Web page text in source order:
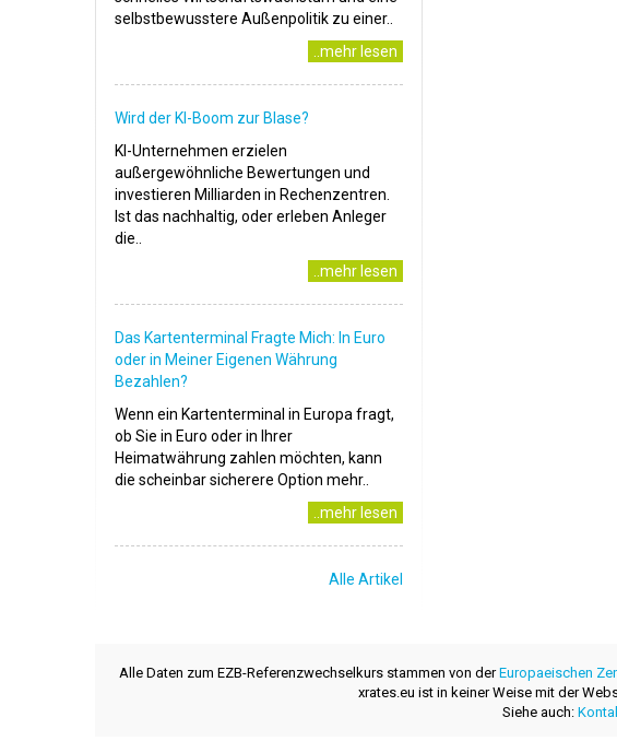
selbstbewusstere Außenpolitik zu einer..
..mehr lesen
Wird der KI-Boom zur Blase?
KI-Unternehmen erzielen
außergewöhnliche Bewertungen und
investieren Milliarden in Rechenzentren.
Ist das nachhaltig, oder erleben Anleger
die..
..mehr lesen
Das Kartenterminal Fragte Mich: In Euro
oder in Meiner Eigenen Währung
Bezahlen?
Wenn ein Kartenterminal in Europa fragt,
ob Sie in Euro oder in Ihrer
Heimatwährung zahlen möchten, kann
die scheinbar sicherere Option mehr..
..mehr lesen
Alle Artikel
Alle Daten zum EZB-Referenzwechselkurs stammen von derEuropaeischen
xrates.eu ist in keiner Weise mit der
Siehe auch: